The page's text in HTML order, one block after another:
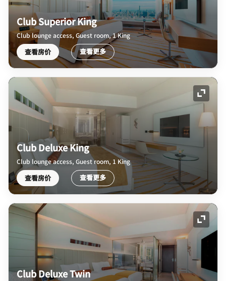
Club Superior King
Club lounge access, Guest room, 1 King
查看房价 查看更多
展开
Club Deluxe King
Club lounge access, Guest room, 1 King
查看房价 查看更多
展开
Club Deluxe Twin